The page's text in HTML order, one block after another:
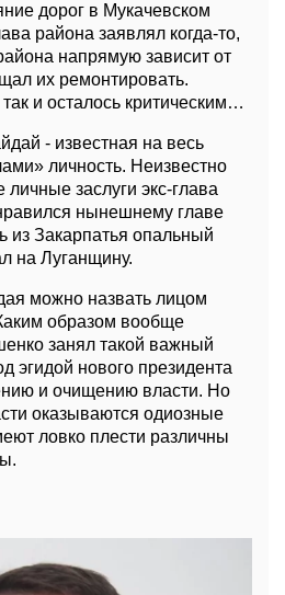
дорог в Мукачевском
района заявлял когда-то,
напрямую зависит от
их ремонтировать.
и осталось критическим…
- известная на весь
личность. Неизвестно
личные заслуги экс-глава
нынешнему главе
из Закарпатья опальный
на Луганщину.
можно назвать лицом
образом вообще
занял такой важный
эгидой нового президента
и очищению власти. Но
оказываются одиозные
ловко плести различны